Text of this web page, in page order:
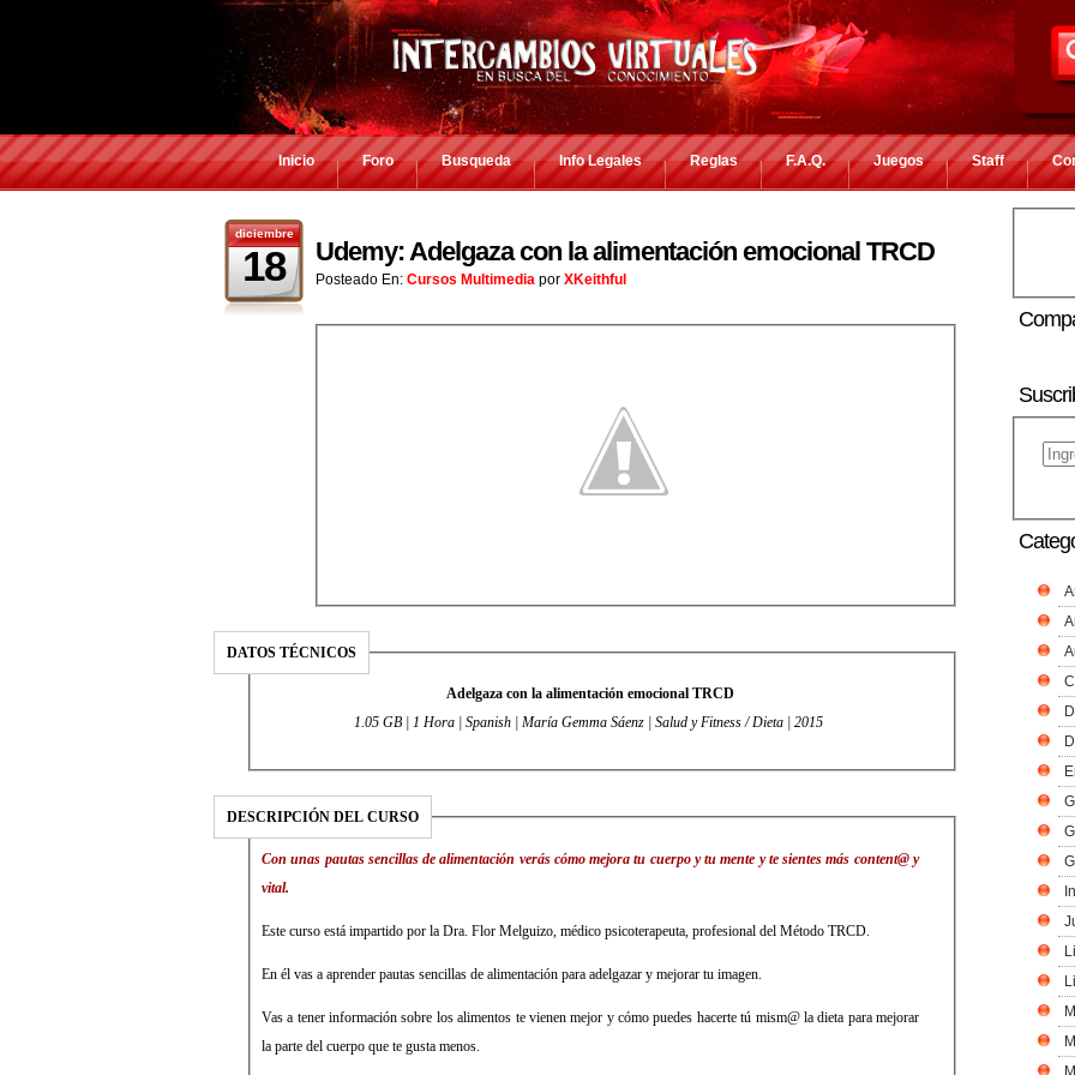
Inicio Foro Busqueda Info Legales Reglas F.A.Q. Juegos Staff
diciembre
18 Udemy: Adelgaza con la alimentación emocional TRCD
Posteado En: Cursos Multimedia por XKeithful
DATOS TÉCNICOS
Adelgaza con la alimentación emocional TRCD
1.05 GB | 1 Hora | Spanish | María Gemma Sáenz | Salud y Fitness / Dieta | 2015
DESCRIPCIÓN DEL CURSO
Con unas pautas sencillas de alimentación verás cómo mejora tu cuerpo y tu mente y te sientes más content@ y
vital.
Este curso está impartido por la Dra. Flor Melguizo, médico psicoterapeuta, profesional del Método TRCD.
En él vas a aprender pautas sencillas de alimentación para adelgazar y mejorar tu imagen.
Vas a tener información sobre los alimentos te vienen mejor y cómo puedes hacerte tú mism@ la dieta para mejorar
la parte del cuerpo que te gusta menos.